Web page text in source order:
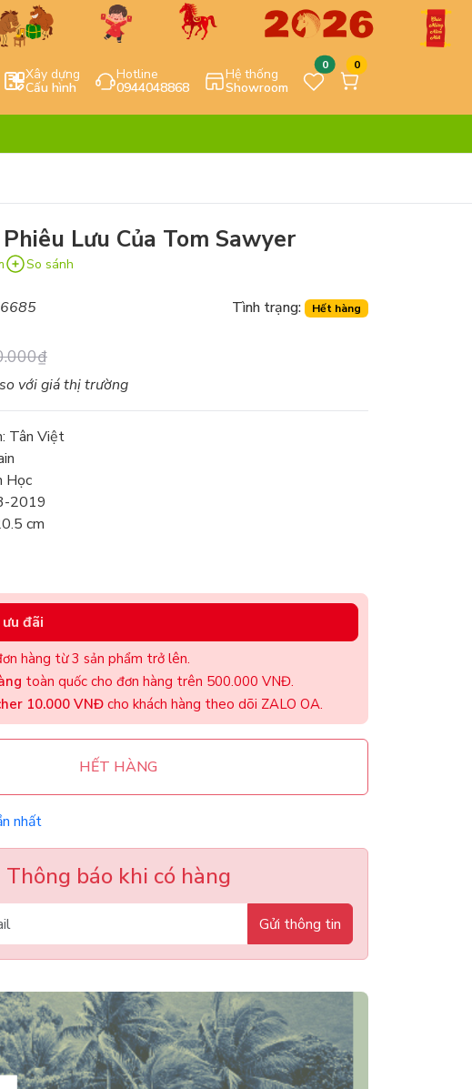
Xây dựng
Cấu hình
Hotline
0944048868
Hệ thống
Showroom
0 0
Lưu Của Tom Sawyer
So sánh
Tình trạng: Hết hàng
so với giá thị trường
Tân Việt
Học
2019
cm
đãi
hàng từ 3 sản phẩm trở lên.
toàn quốc cho đơn hàng trên 500.000 VNĐ.
10.000 VNĐcho khách hàng theo dõi ZALO OA.
HẾT HÀNG
nhất
Thông báo khi có hàng
Gửi thông tin